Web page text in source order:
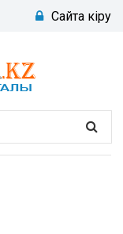
Сайтқа кіру